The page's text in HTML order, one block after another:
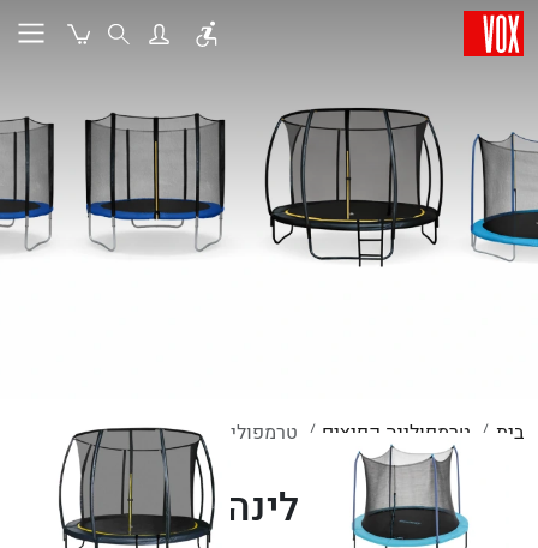
בית טרמפולינה קפיצים טרמפולינה לחצר
טרמפולינה לחצר